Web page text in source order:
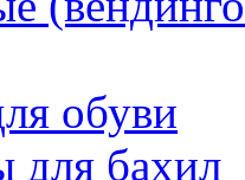
обуви
для бахил